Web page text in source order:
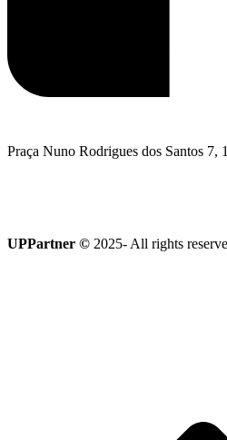
Praça Nuno Rodrigues dos Santos 7,
UPPartner © 2025- All rights